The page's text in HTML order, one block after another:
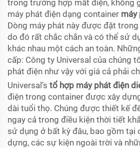
trong trường hợp mất điện, không
máy phát điện dạng container máy
Dòng máy phát này được đặt
do đó rất chắc chắn và có thể sử
khác nhau một cách an toàn.
cấp: Công ty Universal của chúng
phát điện như vậy với giá cả phải
Universal’s tổ hợp máy phát điện
điện trong container được xây
dài tuổi thọ. Chúng được thiết kế
ngay cả trong điều kiện thời tiết
sử dụng ở bất kỳ đâu, bao gồm tại
dựng, các sự kiện ngoài trời và